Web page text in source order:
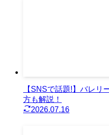
【SNSで話題!】バレリ
方も解説！
2026.07.16